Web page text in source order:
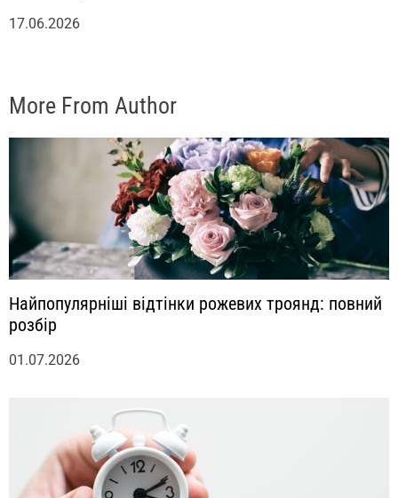
17.06.2026
More From Author
Найпопулярніші відтінки рожевих троянд: повний
розбір
01.07.2026